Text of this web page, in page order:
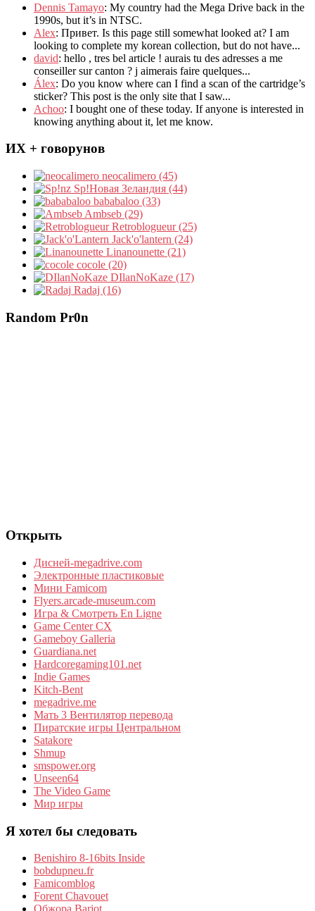
Dennis Tamayo: My country had the Mega Drive back in the
1990s, but it’s in NTSC.
Alex: Привет. Is this page still somewhat looked at? I am
looking to complete my korean collection, but do not have...
david: hello , tres bel article ! aurais tu des adresses a me
conseiller sur canton ? j aimerais faire quelques...
Álex: Do you know where can I find a scan of the cartridge’s
sticker? This post is the only site that I saw...
Achoo: I bought one of these today. If anyone is interested in
knowing anything about it, let me know.
ИХ + говорунов
neocalimero (45)
Sp!Новая Зеландия (44)
bababaloo (33)
Ambseb (29)
Retroblogueur (25)
Jack'o'lantern (24)
Linanounette (21)
cocole (20)
DIlanNoKaze (17)
Radaj (16)
Random Pr0n
Открыть
Дисней-megadrive.com
Электронные пластиковые
Мини Famicom
Flyers.arcade-museum.com
Игра & Смотреть En Ligne
Game Center CX
Gameboy Galleria
Guardiana.net
Hardcoregaming101.net
Indie Games
Kitch-Bent
megadrive.me
Мать 3 Вентилятор перевода
Пиратские игры Центральном
Satakore
Shmup
smspower.org
Unseen64
The Video Game
Мир игры
Я хотел бы следовать
Benishiro 8-16bits Inside
bobdupneu.fr
Famicomblog
Forent Chavouet